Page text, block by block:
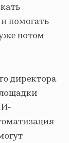
помогать
потом
директора